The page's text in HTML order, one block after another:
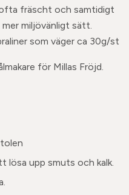
fräscht och samtidigt
miljövänligt sätt.
som väger ca 30g/st
för Millas Fröjd.
lösa upp smuts och kalk.